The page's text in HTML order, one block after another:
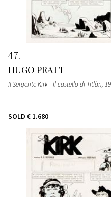
47
HUGO PRATT
Il Sergente Kirk - Il castello di Titlàn,
SOLD € 1.680